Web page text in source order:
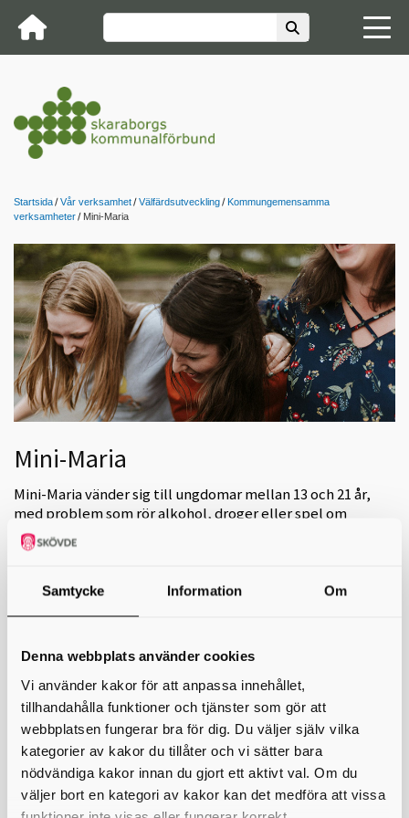
Samtycke Information Om
Denna webbplats använder cookies
Vi använder kakor för att anpassa innehållet,
tillhandahålla funktioner och tjänster som gör att
webbplatsen fungerar bra för dig. Du väljer själv vilka
kategorier av kakor du tillåter och vi sätter bara
nödvändiga kakor innan du gjort ett aktivt val. Om du
väljer bort en kategori av kakor kan det medföra att vissa
Startsida Vår verksamhet Välfärdsutveckling
Kommungemensamma
verksamheter
Mini-Maria
Mini-Maria
Mini-Maria vänder sig till ungdomar mellan 13 och 21 år,
med problem som rör alkohol, droger eller spel om
pengar. Även anhöriga kan vända sig hit för rådgivning,
liksom personal inom kommunen eller regionen.
Mini-Maria erbjuder rådgivning och behandling till ungdomar, föräldrar
och anhöriga.
På mottagningen arbetar kurator, sjuksköterska, psykolog och läkare
och Västra Götalandsregionen.
Alla besök på Mini-Maria är kostnadsfria och personalen har
tystnadsplikt.
Har du oro, frågor eller funderingar ring oss på telefon: 010-43 59 570.
Läs mer om Mini-Maria genom att klicka på länkarna till höger på denna
sida.